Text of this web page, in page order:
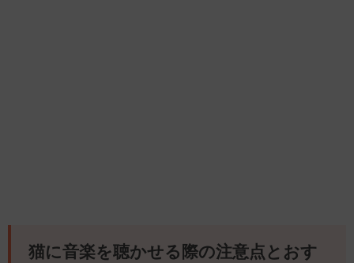
猫に音楽を聴かせる際の注意点とおす